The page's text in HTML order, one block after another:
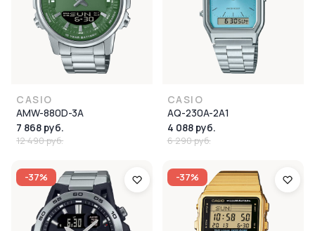
CASIO
AMW-880D-3A
7 868 руб.
12 490 руб.
CASIO
AQ-230A-2A1
4 088 руб.
6 290 руб.
-37% -37%